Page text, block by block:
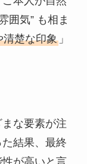
囲気” も相ま
清楚な印象」
な要素が注
結果、最終